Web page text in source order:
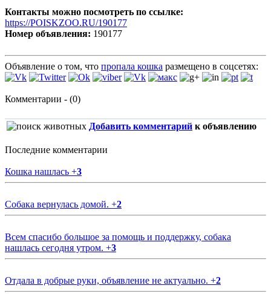
Контакты можно посмотреть по ссылке:
https://POISKZOO.RU/190177
Номер объявления: 190177
Объявление о том, что пропала кошка размещено в соцсетях:
Комментарии - (0)
Добавить комментарий к объявлению
Последние комментарии
Кошка нашлась +3
Собака вернулась домой. +2
Всем спасибо большое за помощь и поддержку, собака
нашлась сегодня утром. +3
Отдала в добрые руки, объявление не актуально. +2